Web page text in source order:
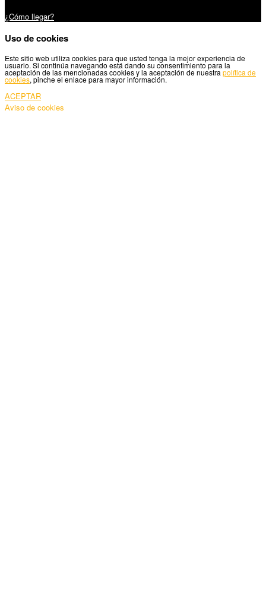
¿Cómo llegar?
Uso de cookies
Este sitio web utiliza cookies para que usted tenga la mejor experiencia de
usuario. Si continúa navegando está dando su consentimiento para la
aceptación de las mencionadas cookies y la aceptación de nuestra política de
cookies, pinche el enlace para mayor información.
ACEPTAR
Aviso de cookies